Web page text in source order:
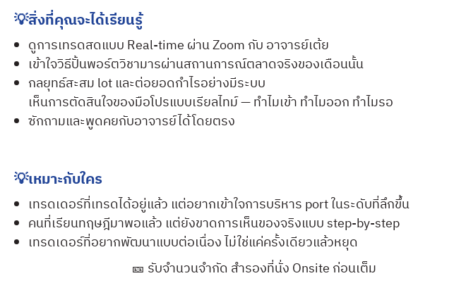
💡สิ่งที่คุณจะได้เรียนรู้
ดูการเทรดสดแบบ Real-time ผ่าน Zoom กับ อาจารย์เต้ย
เข้าใจวิธีปั้นพอร์ตวิชามารผ่านสถานการณ์ตลาดจริงของเดือนนั้น
กลยุทธ์สะสม lot และต่อยอดกำไรอย่างมีระบบ
เห็นการตัดสินใจของมือโปรแบบเรียลไทม์ — ทำไมเข้า ทำไมออก ทำไมรอ
ซักถามและพูดคยกับอาจารย์ได้โดยตรง
💡เหมาะกับใคร
เทรดเดอร์ที่เทรดได้อยู่แล้ว แต่อยากเข้าใจการบริหาร port ในระดับที่ลึกขึ้น
คนที่เรียนทฤษฎีมาพอแล้ว แต่ยังขาดการเห็นของจริงแบบ step-by-step
เทรดเดอร์ที่อยากพัฒนาแบบต่อเนื่อง ไม่ใช่แค่ครั้งเดียวแล้วหยุด
🎫 รับจำนวนจำกัด สำรองที่นั่ง Onsite ก่อนเต็ม